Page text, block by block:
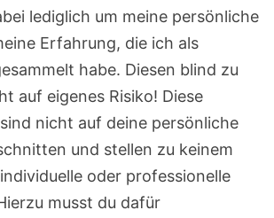
lediglich um meine persönliche
Erfahrung, die ich als
habe. Diesen blind zu
auf eigenes Risiko! Diese
nicht auf deine persönliche
und stellen zu keinem
oder professionelle
musst du dafür